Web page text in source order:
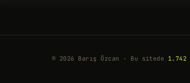
© 2026 Barış Özcan · Bu sitede 1.742